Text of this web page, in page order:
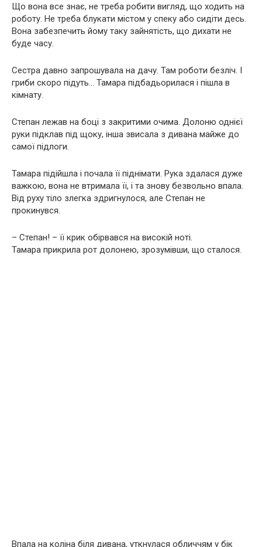
Що вона все знає, не треба робити вигляд, що ходить на
роботу. Не треба блукати містом у спеку або сидіти десь.
Вона забезпечить йому таку зайнятість, що дихати не
буде часу.
Сестра давно запрошувала на дачу. Там роботи безліч. І
гриби скоро підуть… Тамара підбадьорилася і пішла в
кімнату.
Степан лежав на боці з закритими очима. Долоню однієї
руки підклав під щоку, інша звисала з дивана майже до
самої підлоги.
Тамара підійшла і почала її піднімати. Рука здалася дуже
важкою, вона не втримала її, і та знову безвольно впала.
Від руху тіло злегка здригнулося, але Степан не
прокинувся.
– Степан! – її крик обірвався на високій ноті.
Тамара прикрила рот долонею, зрозумівши, що сталося.
Впала на коліна біля дивана, уткнулася обличчям у бік